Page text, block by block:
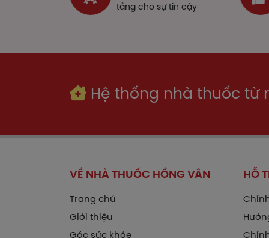
Rửa
qua
liều
tảng cho sự tin cậy
Hệ thống nhà thuốc từ
VỀ NHÀ THUỐC HỒNG VÂN
Trang chủ
Giới thiệu
Góc sức khỏe
HỖ